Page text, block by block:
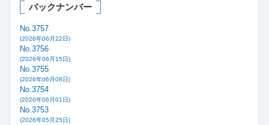
バックナンバー
No.3757
(2026年06月22日)
No.3756
(2026年06月15日)
No.3755
(2026年06月08日)
No.3754
(2026年06月01日)
No.3753
(2026年05月25日)